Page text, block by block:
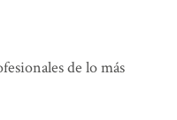
de lo más